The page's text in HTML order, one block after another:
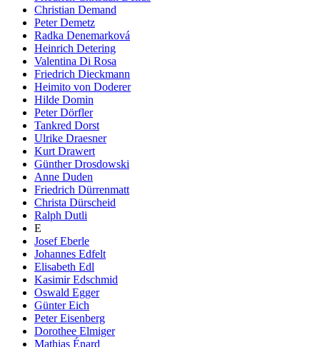
Christian Demand
Peter Demetz
Radka Denemarková
Heinrich Detering
Valentina Di Rosa
Friedrich Dieckmann
Heimito von Doderer
Hilde Domin
Peter Dörfler
Tankred Dorst
Ulrike Draesner
Kurt Drawert
Günther Drosdowski
Anne Duden
Friedrich Dürrenmatt
Christa Dürscheid
Ralph Dutli
E
Josef Eberle
Johannes Edfelt
Elisabeth Edl
Kasimir Edschmid
Oswald Egger
Günter Eich
Peter Eisenberg
Dorothee Elmiger
Mathias Énard